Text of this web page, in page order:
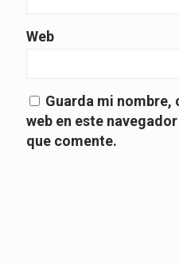
Web
Guarda mi
web en este
que comente.